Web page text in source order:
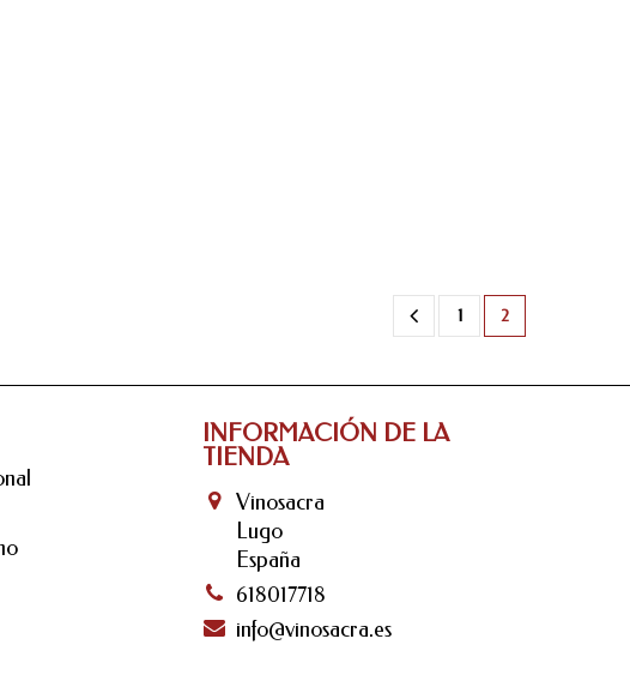
1 2
INFORMACIÓN DE LA
TIENDA
Vinosacra
Lugo
España
618017718
info@vinosacra.es